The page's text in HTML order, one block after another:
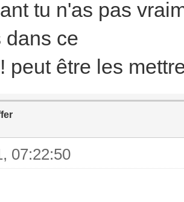
tu n'as pas
dans ce
peut être les
07:22:50